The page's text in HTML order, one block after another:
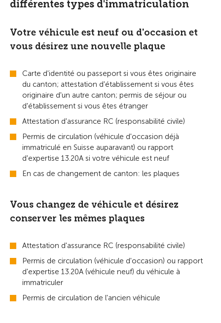
différentes types d'immatriculation
Votre véhicule est neuf ou d'occasion et
vous désirez une nouvelle plaque
Carte d'identité ou passeport si vous êtes originaire
du canton; attestation d'établissement si vous êtes
originaire d'un autre canton; permis de séjour ou
d'établissement si vous êtes étranger
Attestation d'assurance RC (responsabilité civile)
Permis de circulation (véhicule d'occasion déjà
immatriculé en Suisse auparavant) ou rapport
d'expertise 13.20A si votre véhicule est neuf
En cas de changement de canton: les plaques
Vous changez de véhicule et désirez
conserver les mêmes plaques
Attestation d'assurance RC (responsabilité civile)
Permis de circulation (véhicule d'occasion) ou rapport
d'expertise 13.20A (véhicule neuf) du véhicule à
immatriculer
Permis de circulation de l'ancien véhicule